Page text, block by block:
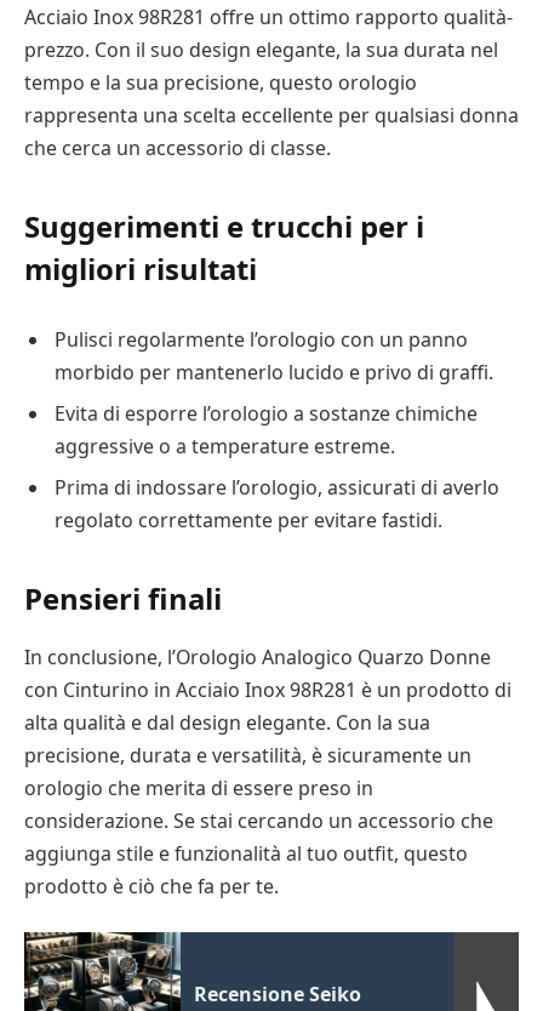
Acciaio Inox 98R281 offre un ottimo rapporto qualità-
prezzo. Con il suo design elegante, la sua durata nel
tempo e la sua precisione, questo orologio
rappresenta una scelta eccellente per qualsiasi donna
che cerca un accessorio di classe.
Suggerimenti e trucchi per i
migliori risultati
Pulisci regolarmente l’orologio con un panno
morbido per mantenerlo lucido e privo di graffi.
Evita di esporre l’orologio a sostanze chimiche
aggressive o a temperature estreme.
Prima di indossare l’orologio, assicurati di averlo
regolato correttamente per evitare fastidi.
Pensieri finali
In conclusione, l’Orologio Analogico Quarzo Donne
con Cinturino in Acciaio Inox 98R281 è un prodotto di
alta qualità e dal design elegante. Con la sua
precisione, durata e versatilità, è sicuramente un
orologio che merita di essere preso in
considerazione. Se stai cercando un accessorio che
aggiunga stile e funzionalità al tuo outfit, questo
prodotto è ciò che fa per te.
Recensione Seiko